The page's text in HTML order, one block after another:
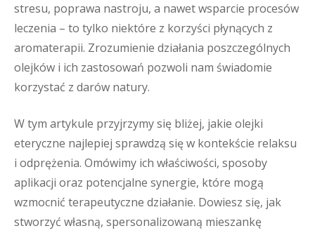
stresu, poprawa nastroju, a nawet wsparcie procesów
leczenia – to tylko niektóre z korzyści płynących z
aromaterapii. Zrozumienie działania poszczególnych
olejków i ich zastosowań pozwoli nam świadomie
korzystać z darów natury.
W tym artykule przyjrzymy się bliżej, jakie olejki
eteryczne najlepiej sprawdzą się w kontekście relaksu
i odprężenia. Omówimy ich właściwości, sposoby
aplikacji oraz potencjalne synergie, które mogą
wzmocnić terapeutyczne działanie. Dowiesz się, jak
stworzyć własną, spersonalizowaną mieszankę